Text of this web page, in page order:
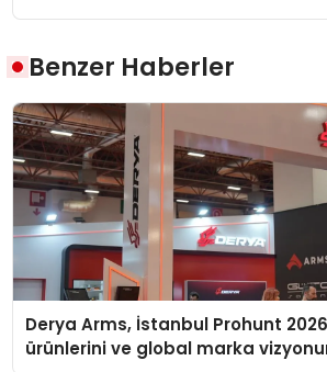
Benzer Haberler
Derya Arms, İstanbul Prohunt
ürünlerini ve global marka